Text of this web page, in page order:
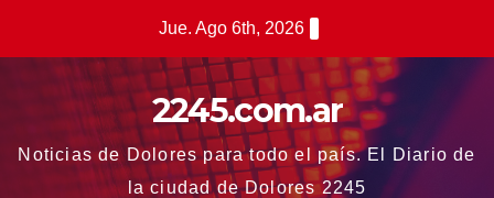
Jue. Ago 6th, 2026
2245.com.ar
Noticias de Dolores para todo el país. El Diario de
la ciudad de Dolores 2245